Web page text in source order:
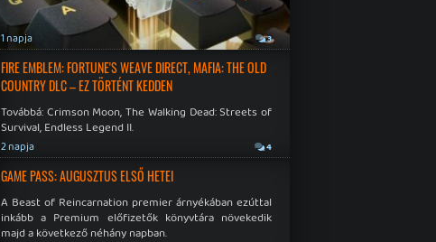
1 napja 3
FIRE EMBLEM: FORTUNE'S WEAVE DIRECT, MAFIA: THE OLD
COUNTRY DLC – EZ TÖRTÉNT KEDDEN
Továbbá: Crimson Moon, The Walking Dead: Streets of
Survival, Endless Legend II.
2 napja 4
GAME PASS: AUGUSZTUS ELSŐ HETEI
A Beast of Reincarnation premier árnyékában ezúttal
inkább a Premium előfizetők könyvtára növekedik
majd a következő néhány napban.